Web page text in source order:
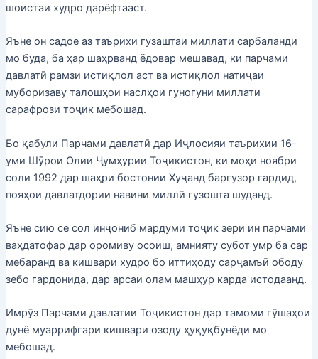
шоистаи худро дарёфтааст.
Яъне он садое аз таърихи гузаштаи миллати сарбаланди
мо буда, ба ҳар шаҳрванд ёдовар мешавад, ки парчами
давлатӣ рамзи истиқлол аст ва истиқлол натиҷаи
муборизаву талошҳои наслҳои гуногуни миллати
сарафрози тоҷик мебошад.
Бо қабули Парчами давлатӣ дар Иҷлосияи таърихии 16-
уми Шӯрои Олии Ҷумҳурии Тоҷикистон, ки моҳи ноябри
соли 1992 дар шаҳри бостонии Хуҷанд баргузор гардид,
пояҳои давлатдории навини миллӣ гузошта шуданд.
Яъне сию се сол инҷониб мардуми тоҷик зери ин парчами
ваҳдатофар дар оромиву осоиш, амнияту субот умр ба сар
мебаранд ва кишвари худро бо иттиҳоду сарҷамъӣ ободу
зебо гардонида, дар арсаи олам машҳур карда истодаанд.
Имрӯз Парчами давлатии Тоҷикистон дар тамоми гӯшаҳои
дунё муаррифгари кишвари озоду ҳуқуқбунёди мо
мебошад.